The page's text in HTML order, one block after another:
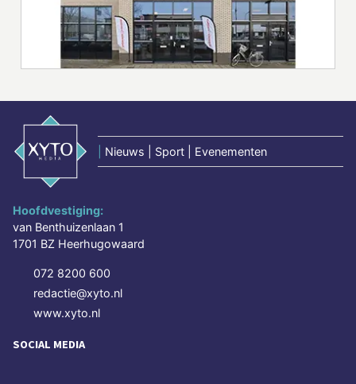
Nieuws | Sport | Evenementen
Hoofdvestiging:
van Benthuizenlaan 1
1701 BZ Heerhugowaard
072 8200 600
redactie@xyto.nl
www.xyto.nl
SOCIAL MEDIA